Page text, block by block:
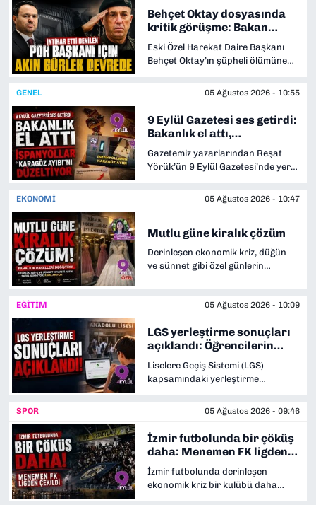
Behçet Oktay dosyasında
kritik görüşme: Bakan
Gürlek aileyle buluşuyor
Eski Özel Harekat Daire Başkanı
Behçet Oktay’ın şüpheli ölümüne
Bakanı Akın Gürlek, Oktay’ın
ailesiyle bir araya gelecek. Aile,
olayda FETÖ bağlantısı
bulunduğunu savunarak dosyanın
yeniden ve kapsamlı şekilde
incelenmesini talep ediyor.
GENEL 05 Ağustos 2026 - 10:55
9 Eylül Gazetesi ses getirdi:
Bakanlık el attı,
İspanyollar "Karagöz
Ayıbı"nı düzeltiyor
Gazetemiz yazarlarından Reşat
Yörük’ün 9 Eylül Gazetesi’nde yer
başlıklı yazısı ses getirdi.
Bakanlığın devreye girmesinin
ayıbı düzeltilecek.
EKONOMİ 05 Ağustos 2026 - 10:47
Mutlu güne kiralık çözüm
Derinleşen ekonomik kriz, düğün
ve sünnet gibi özel günlerin
sünnet kıyafetine kadar pek çok
artık satın alınmıyor, kiralanıyor.
“Pandemide bile işler bu kadar
kötü değildi” değerlendirmesini
yapan Kemeraltı esnafı, satışların
adeta durma noktasına geldiğini,
üzerinden sürdüğünü anlattı.
EĞİTİM 05 Ağustos 2026 - 10:09
LGS yerleştirme sonuçları
açıklandı: Öğrencilerin
yüzde 93,56’sı tercihlerine
yerleşti
Liselere Geçiş Sistemi (LGS)
kapsamındaki yerleştirme
yerleştirme döneminde tercih
yapan 1 milyon 29 bin 595
öğrencinin yüzde 93,56’sı bir okula
yerleşti. Yerleştirmeye esas birinci
nakil başvuruları ise 5-7 Ağustos
tarihleri arasında yapılacak.
SPOR 05 Ağustos 2026 - 09:46
İzmir futbolunda bir çöküş
daha: Menemen FK ligden
çekildi
İzmir futbolunda derinleşen
ekonomik kriz bir kulübü daha
MAGAZİN
POLİTİKA
SAĞLIK
SPOR
TEKNOLOJİ
YAŞAM
YEREL YÖNETİMLER
Haber Arşivi